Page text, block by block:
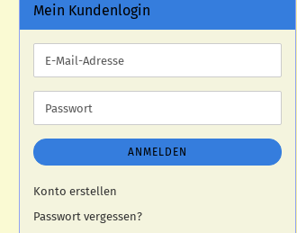
Mein Kundenlogin
E-
Mail-
Adresse
Passwort
ANMELDEN
Konto erstellen
Passwort vergessen?